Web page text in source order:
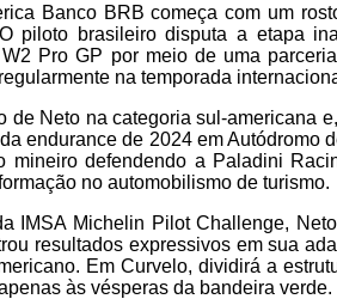
Banco BRB começa com um
piloto brasileiro disputa a etapa
Pro GP por meio de uma
na temporada
de Neto na categoria sul-americana
endurance de 2024 em Autódromo
mineiro defendendo a Paladini
no automobilismo de turismo.
IMSA Michelin Pilot Challenge,
resultados expressivos em sua
Em Curvelo, dividirá a
às vésperas da bandeira verde.